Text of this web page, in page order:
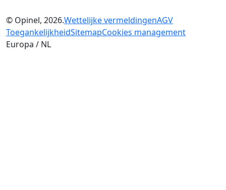
© Opinel, 2026.Wettelijke vermeldingenAGV
ToegankelijkheidSitemapCookies management
Europa / NL